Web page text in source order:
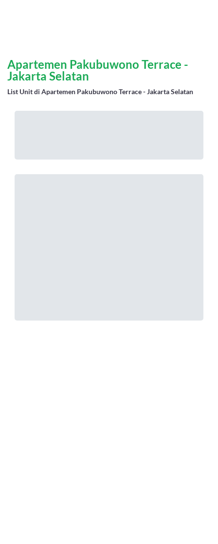
Apartemen Pakubuwono Terrace -
Jakarta Selatan
List Unit di Apartemen Pakubuwono Terrace - Jakarta Selatan